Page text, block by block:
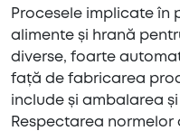
Procesele implicate în
alimente și hrană
diverse, foarte
față de fabricarea
include și ambalarea
Respectarea normelor